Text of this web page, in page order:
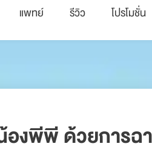
แพทย์ รีวิว โปรโมชั่น
งพีพี ด้วยการฉ